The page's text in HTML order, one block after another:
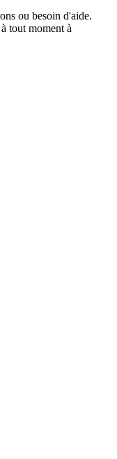
ou besoin d'aide.
tout moment à